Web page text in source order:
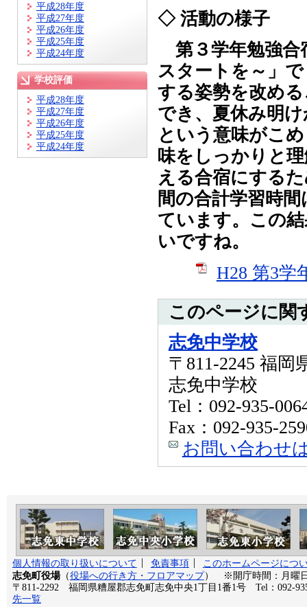
平成28年度
平成27年度
平成26年度
平成25年度
平成24年度
学校評価
平成28年度
平成27年度
平成26年度
平成25年度
平成24年度
◇ 活動の様子
第３学年勉強合
スタートを～」
する姿勢を改め
でき、夏休み明
という意味がこ
味をしっかりと
える合宿にする
間の合計学習時
ています。この
いですね。
H28 第3学
このページに関
志免中学校
〒811-2245 福岡
志免中学校
Tel：092-935-
Fax：092-935-
お問い合わせ
個人情報の取り扱いについて 免責事項
このホームページにつ
志免町役場（役場への行き方・フロアマップ） ※開庁時間：月曜日
〒811-2292 福岡県糟屋郡志免町志免中央1丁目1番1号 Tel：092-
先一覧